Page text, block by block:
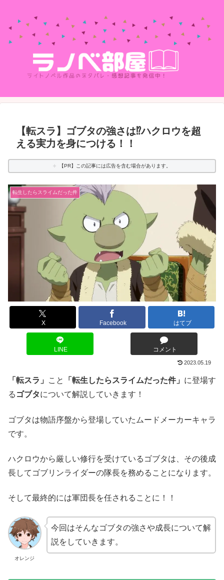
【転スラ】ゴブタの強さは⁉ハクロウを超
える実力を身につける！！
【PR】この記事には広告を含む場合があります。
転生したらスライムだった件
X Facebook はてブ
LINE コメント
2023.05.19
「転スラ」 こと 「転生したらスライムだった件」 に登場す
る ゴブタについて解説していきます！
ゴブタは物語序盤から登場していたムードメーカーキャラ
です。
ハクロウから厳しい修行を受けているゴブタは、その後成
長してゴブリンライダーの隊長を務めることになります。
そして最終的には軍団長を任されることに！！
オレンジ
今回はそんなゴブタの強さや成長について解
説をしていきます。